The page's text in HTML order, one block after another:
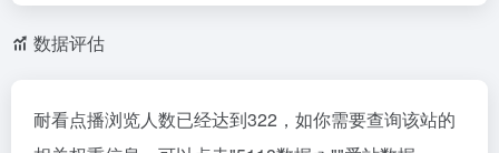
数据评估
耐看点播浏览人数已经达到322，如你需要查询该站的